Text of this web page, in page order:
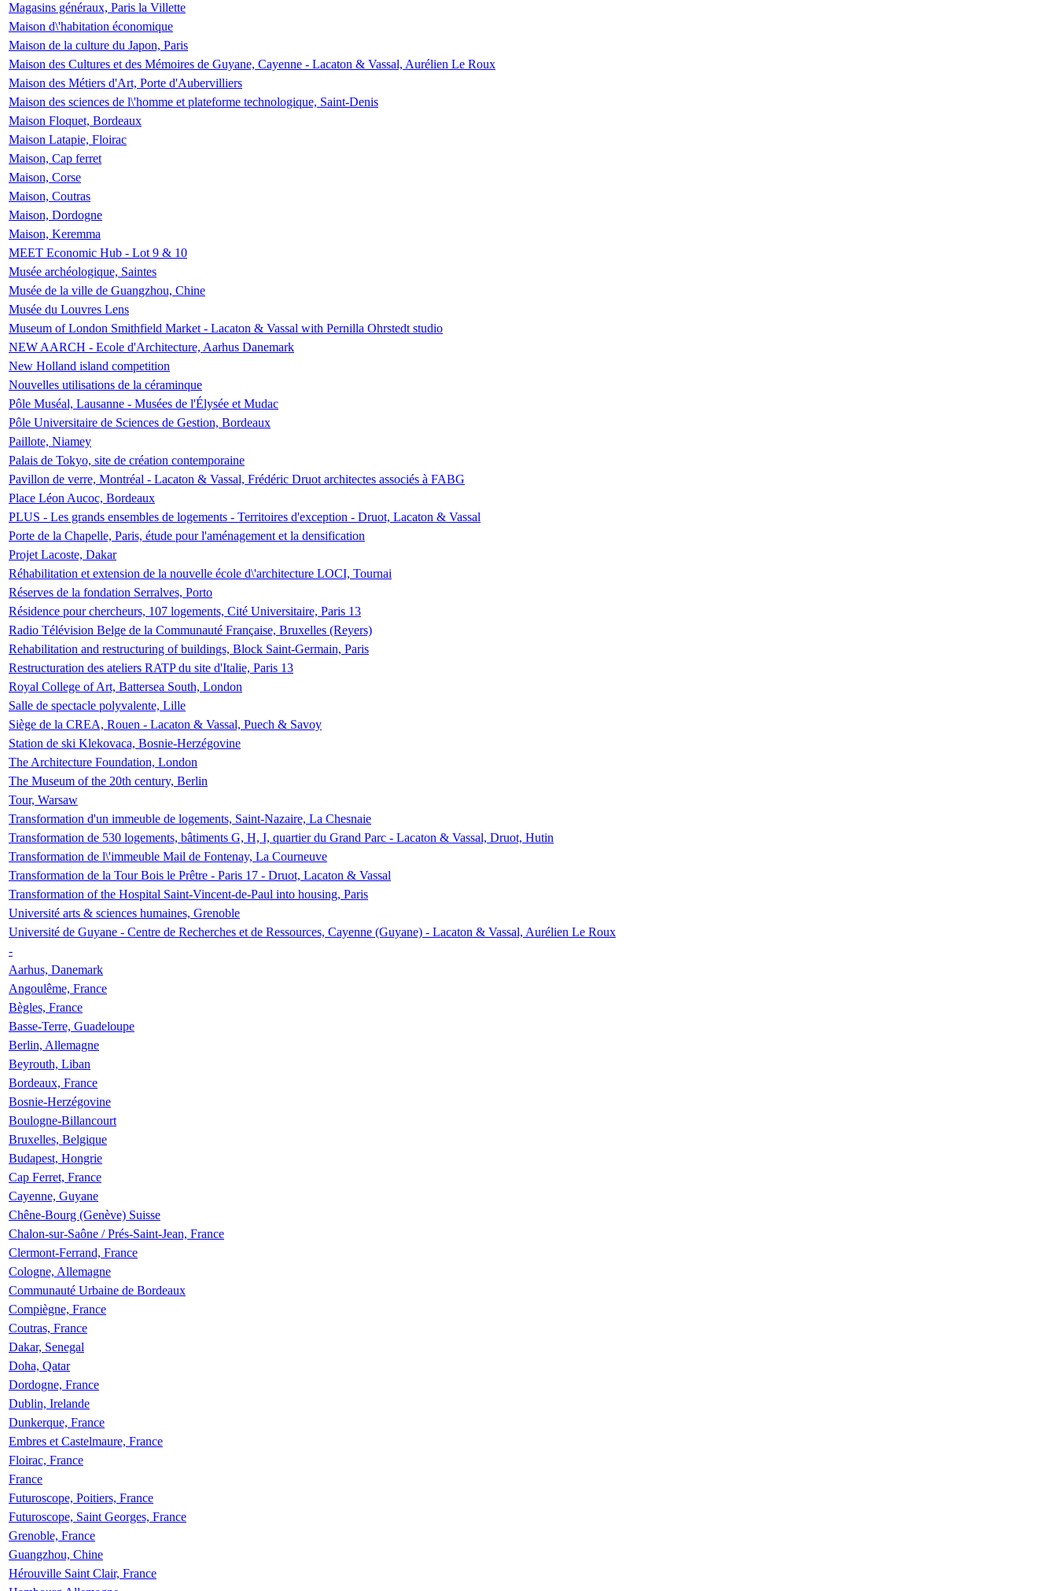
Magasins généraux, Paris la Villette
Maison d\'habitation économique
Maison de la culture du Japon, Paris
Maison des Cultures et des Mémoires de Guyane, Cayenne - Lacaton & Vassal, Aurélien Le Roux
Maison des Métiers d'Art, Porte d'Aubervilliers
Maison des sciences de l\'homme et plateforme technologique, Saint-Denis
Maison Floquet, Bordeaux
Maison Latapie, Floirac
Maison, Cap ferret
Maison, Corse
Maison, Coutras
Maison, Dordogne
Maison, Keremma
MEET Economic Hub - Lot 9 & 10
Musée archéologique, Saintes
Musée de la ville de Guangzhou, Chine
Musée du Louvres Lens
Museum of London Smithfield Market - Lacaton & Vassal with Pernilla Ohrstedt studio
NEW AARCH - Ecole d'Architecture, Aarhus Danemark
New Holland island competition
Nouvelles utilisations de la céraminque
Pôle Muséal, Lausanne - Musées de l'Élysée et Mudac
Pôle Universitaire de Sciences de Gestion, Bordeaux
Paillote, Niamey
Palais de Tokyo, site de création contemporaine
Pavillon de verre, Montréal - Lacaton & Vassal, Frédéric Druot architectes associés à FABG
Place Léon Aucoc, Bordeaux
PLUS - Les grands ensembles de logements - Territoires d'exception - Druot, Lacaton & Vassal
Porte de la Chapelle, Paris, étude pour l'aménagement et la densification
Projet Lacoste, Dakar
Réhabilitation et extension de la nouvelle école d\'architecture LOCI, Tournai
Réserves de la fondation Serralves, Porto
Résidence pour chercheurs, 107 logements, Cité Universitaire, Paris 13
Radio Télévision Belge de la Communauté Française, Bruxelles (Reyers)
Rehabilitation and restructuring of buildings, Block Saint-Germain, Paris
Restructuration des ateliers RATP du site d'Italie, Paris 13
Royal College of Art, Battersea South, London
Salle de spectacle polyvalente, Lille
Siège de la CREA, Rouen - Lacaton & Vassal, Puech & Savoy
Station de ski Klekovaca, Bosnie-Herzégovine
The Architecture Foundation, London
The Museum of the 20th century, Berlin
Tour, Warsaw
Transformation d'un immeuble de logements, Saint-Nazaire, La Chesnaie
Transformation de 530 logements, bâtiments G, H, I, quartier du Grand Parc - Lacaton & Vassal, Druot, Hutin
Transformation de l\'immeuble Mail de Fontenay, La Courneuve
Transformation de la Tour Bois le Prêtre - Paris 17 - Druot, Lacaton & Vassal
Transformation of the Hospital Saint-Vincent-de-Paul into housing, Paris
Université arts & sciences humaines, Grenoble
Université de Guyane - Centre de Recherches et de Ressources, Cayenne (Guyane) - Lacaton & Vassal, Aurélien Le Roux
-
Aarhus, Danemark
Angoulême, France
Bègles, France
Basse-Terre, Guadeloupe
Berlin, Allemagne
Beyrouth, Liban
Bordeaux, France
Bosnie-Herzégovine
Boulogne-Billancourt
Bruxelles, Belgique
Budapest, Hongrie
Cap Ferret, France
Cayenne, Guyane
Chêne-Bourg (Genève) Suisse
Chalon-sur-Saône / Prés-Saint-Jean, France
Clermont-Ferrand, France
Cologne, Allemagne
Communauté Urbaine de Bordeaux
Compiègne, France
Coutras, France
Dakar, Senegal
Doha, Qatar
Dordogne, France
Dublin, Irelande
Dunkerque, France
Embres et Castelmaure, France
Floirac, France
France
Futuroscope, Poitiers, France
Futuroscope, Saint Georges, France
Grenoble, France
Guangzhou, Chine
Hérouville Saint Clair, France